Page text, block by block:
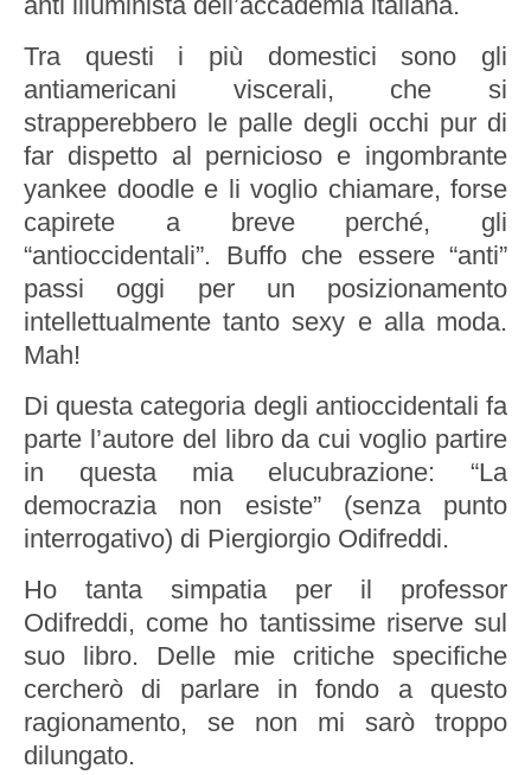
Tra questi i più domestici sono gli
antiamericani viscerali, che si
strapperebbero le palle degli occhi pur di
far dispetto al pernicioso e ingombrante
yankee doodle e li voglio chiamare, forse
capirete a breve perché, gli
“antioccidentali”. Buffo che essere “anti”
passi oggi per un posizionamento
intellettualmente tanto sexy e alla moda.
Mah!
Di questa categoria degli antioccidentali fa
parte l’autore del libro da cui voglio partire
in questa mia elucubrazione: “La
democrazia non esiste” (senza punto
interrogativo) di Piergiorgio Odifreddi.
Ho tanta simpatia per il professor
Odifreddi, come ho tantissime riserve sul
suo libro. Delle mie critiche specifiche
cercherò di parlare in fondo a questo
ragionamento, se non mi sarò troppo
dilungato.